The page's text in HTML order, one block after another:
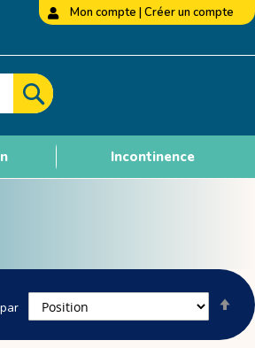
Mon compte | Créer un compte
Rechercher
Incontinence
Par